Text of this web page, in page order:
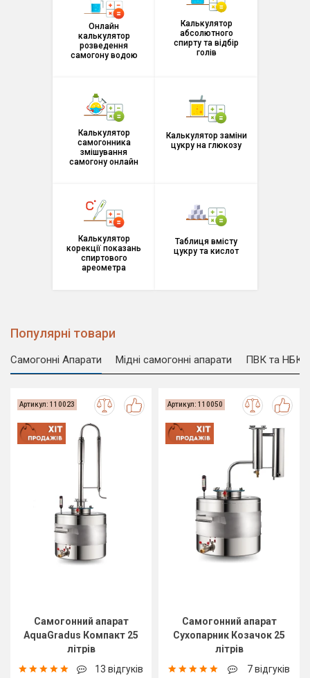
водою
Онлайн
калькулятор
розведення
самогону водою
та відбір голів
Калькулятор
абсолютного
спирту та відбір
голів
самогонника
змішування самогону
онлайн
Калькулятор
самогонника
змішування
самогону онлайн
цукру на глюкозу
Калькулятор заміни
цукру на глюкозу
показань спиртового
ареометра
Калькулятор
корекції показань
спиртового
ареометра
та кислот
Таблиця вмісту
цукру та кислот
Популярні товари
Cамогонні Апарати Мідні самогонні апарати ПВК та НБК
Артикул: 110023
Самогонний апарат
AquaGradus Компакт 25
літрів
13 відгуків
Артикул: 110050
Самогонний апарат
Сухопарник Козачок 25
літрів
7 відгуків